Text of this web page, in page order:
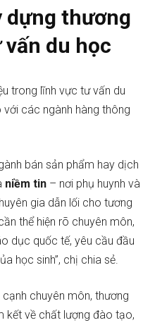
dựng thương
du học
trong lĩnh vực tư vấn du
các ngành hàng thông
bán sản phẩm hay dịch
niềm tin – nơi phụ huynh và
gia dẫn lối cho tương
thể hiện rõ chuyên môn,
dục quốc tế, yêu cầu đầu
học sinh”, chị chia sẻ.
cạnh chuyên môn, thương
kết về chất lượng đào tạo,